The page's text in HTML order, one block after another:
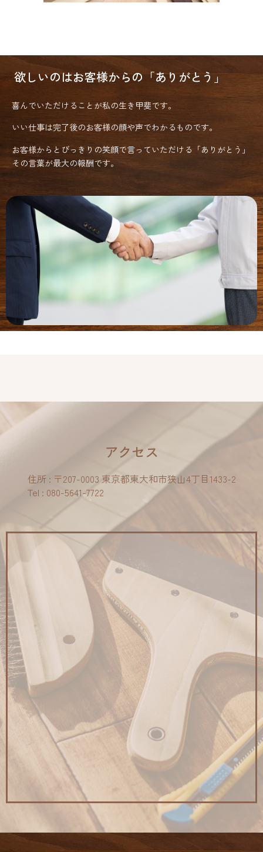
欲しいのはお客様からの「ありがとう」
喜んでいただけることが私の生き甲斐です。
いい仕事は完了後のお客様の顔や声でわかるものです。
お客様からとびっきりの笑顔で言っていただける「ありがとう」
その言葉が最大の報酬です。
アクセス
住所 : 〒207-0003 東京都東大和市狭山4丁目1433-2
Tel : 080-5641-7722